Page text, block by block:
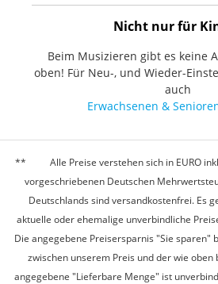
Nicht nur für
Beim Musizieren gibt es keine
oben! Für Neu-, und Wieder-
auch
Erwachsenen &
Alle Preise verstehen sich in EURO
vorgeschriebenen Deutschen
Deutschlands sind versandkostenfrei. Es
aktuelle oder ehemalige unverbindliche
Die angegebene Preisersparnis "Sie sparen"
zwischen unserem Preis und der wie oben
angegebene "Lieferbare Menge" ist